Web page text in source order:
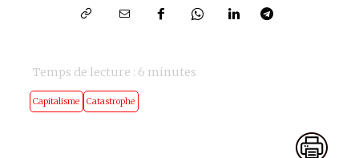
Temps de lecture : 6 minutes
Capitalisme Catastrophe